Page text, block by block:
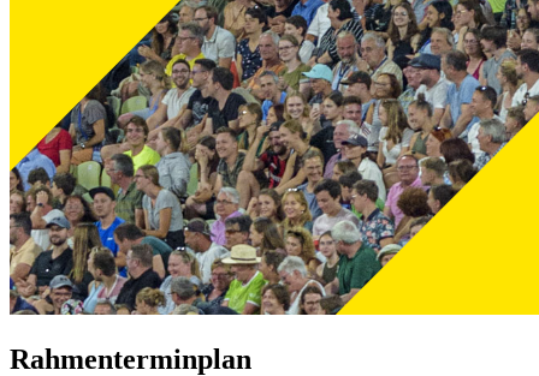
Rahmenterminplan